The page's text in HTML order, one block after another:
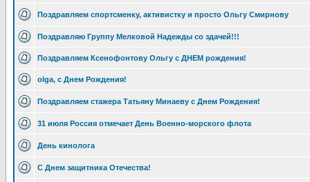
Поздравляем спортсменку, активистку и просто Ольгу Смирнову
Поздравляю Группу Мелковой Надежды со здачей!!!
Поздравляем Ксенофонтову Ольгу с ДНЕМ рождения!
olga, с Днем Рождения!
Поздравляем стажера Татьяну Минаеву с Днем Рождения!
31 июля Россия отмечает День Военно-морского флота
День кинолога
С Днем защитника Отечества!